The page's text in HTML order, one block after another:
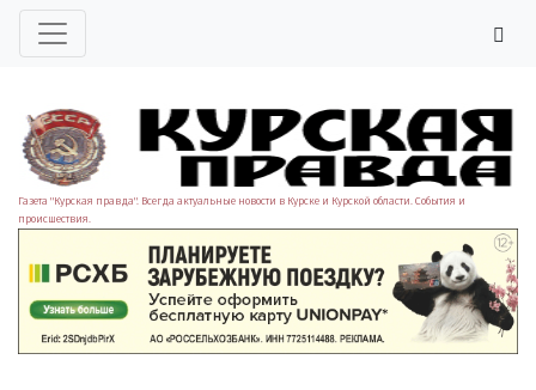
Газета "Курская правда". Всегда актуальные новости в Курске и Курской области. События и
происшествия.